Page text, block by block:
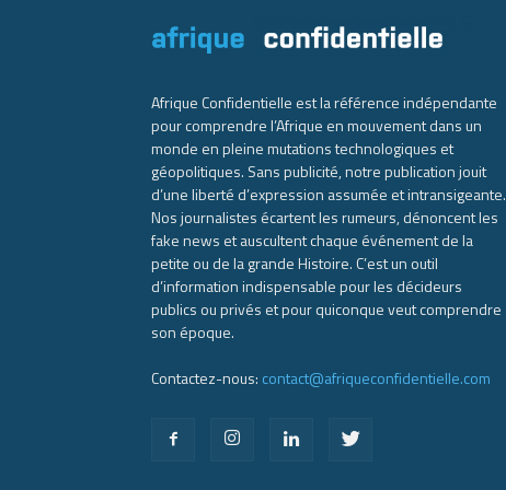
Afrique Confidentielle est la référence indépendante
pour comprendre l’Afrique en mouvement dans un
monde en pleine mutations technologiques et
géopolitiques. Sans publicité, notre publication jouit
d’une liberté d’expression assumée et intransigeante.
Nos journalistes écartent les rumeurs, dénoncent les
fake news et auscultent chaque événement de la
petite ou de la grande Histoire. C’est un outil
d’information indispensable pour les décideurs
publics ou privés et pour quiconque veut comprendre
son époque.
Contactez-nous: contact@afriqueconfidentielle.com